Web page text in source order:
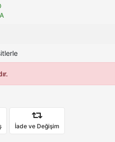
İade ve Değişim